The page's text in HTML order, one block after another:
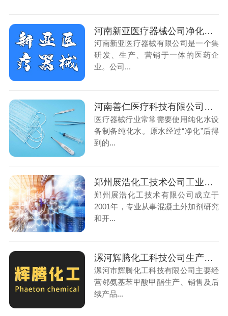
河南新亚医疗器械公司净化车间安装项目
河南新亚医疗器械有限公司是一个集
研发、生产、营销于一体的医药企
业。公司...
河南善仁医疗科技有限公司生产用纯化水项目
医疗器械行业常常需要使用纯化水设
备制备纯化水。原水经过“净化”后得
到的...
郑州展浩化工技术公司工业用净水项目
郑州展浩化工技术有限公司成立于
2001年，专业从事混凝土外加剂研究
和开...
漯河辉腾化工科技公司生产用纯水项目
漯河市辉腾化工科技有限公司主要经
营邻氨基苯甲酸甲酯生产、销售及后
续产品...